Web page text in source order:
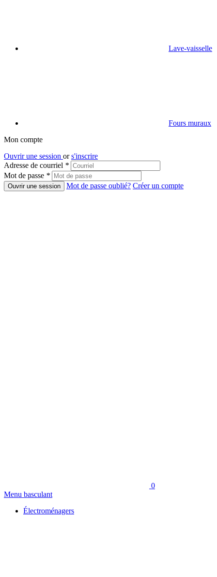
Lave-vaisselle
Fours muraux
Mon compte
Ouvrir une session or s'inscrire
Adresse de courriel *
Mot de passe *
Ouvrir une session Mot de passe oublié? Créer un compte
0
Menu basculant
Électroménagers